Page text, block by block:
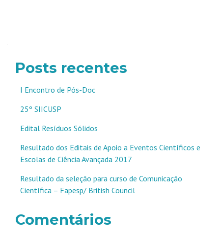
Posts recentes
I Encontro de Pós-Doc
25º SIICUSP
Edital Resíduos Sólidos
Resultado dos Editais de Apoio a Eventos Científicos e
Escolas de Ciência Avançada 2017
Resultado da seleção para curso de Comunicação
Científica – Fapesp/ British Council
Comentários